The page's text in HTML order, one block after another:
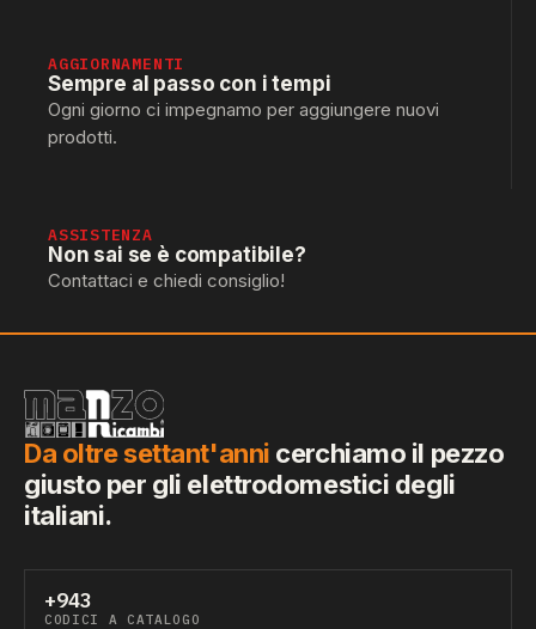
AGGIORNAMENTI
Sempre al passo con i tempi
Ogni giorno ci impegnamo per aggiungere nuovi
prodotti.
ASSISTENZA
Non sai se è compatibile?
Contattaci e chiedi consiglio!
Da oltre settant'anni cerchiamo il pezzo
giusto per gli elettrodomestici degli
italiani.
+943
CODICI A CATALOGO